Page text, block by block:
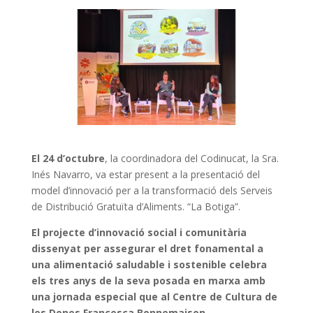
El 24 d’octubre, la coordinadora del Codinucat, la Sra.
Inés Navarro, va estar present a la presentació del
model d’innovació per a la transformació dels Serveis
de Distribució Gratuïta d’Aliments. “La Botiga”.
El projecte d’innovació social i comunitària
dissenyat per assegurar el dret fonamental a
una alimentació saludable i sostenible celebra
els tres anys de la seva posada en marxa amb
una jornada especial que al Centre de Cultura de